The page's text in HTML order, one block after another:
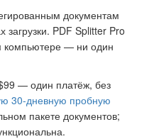
документам
загрузки. PDF Splitter Pro
компьютере — ни один
— один платёж, без
30-дневную пробную
пакете документов;